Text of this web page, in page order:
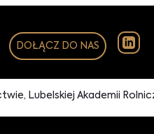
DOŁĄCZ DO NAS
Lubelskiej Akademii